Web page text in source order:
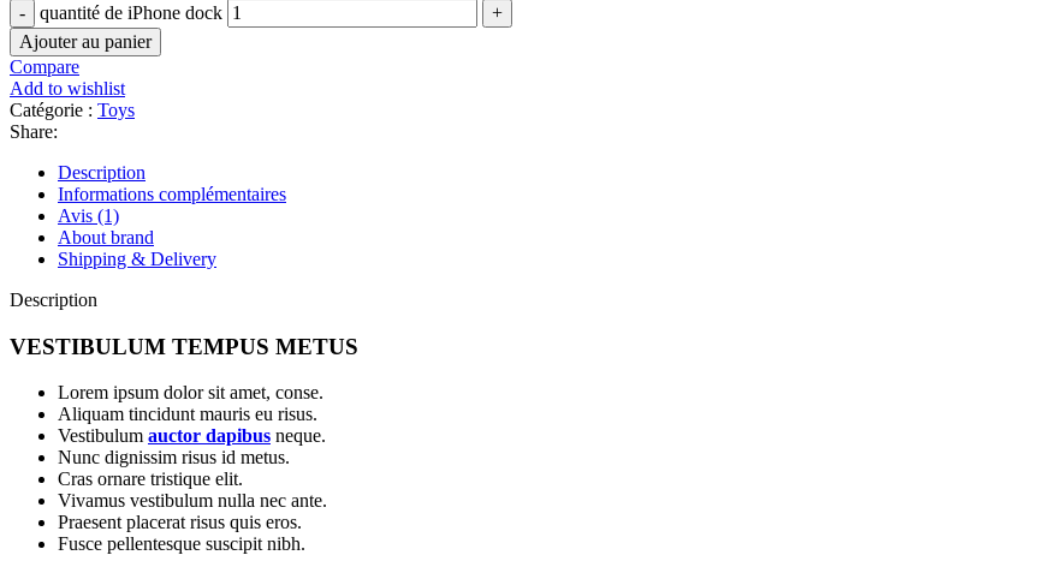
quantité de iPhone dock
Ajouter au panier
Compare
Add to wishlist
Catégorie : Toys
Share:
Description
Informations complémentaires
Avis (1)
About brand
Shipping & Delivery
Description
VESTIBULUM TEMPUS METUS
Lorem ipsum dolor sit amet, conse.
Aliquam tincidunt mauris eu risus.
Vestibulum auctor dapibus neque.
Nunc dignissim risus id metus.
Cras ornare tristique elit.
Vivamus vestibulum nulla nec ante.
Praesent placerat risus quis eros.
Fusce pellentesque suscipit nibh.